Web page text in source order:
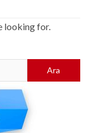
looking for.